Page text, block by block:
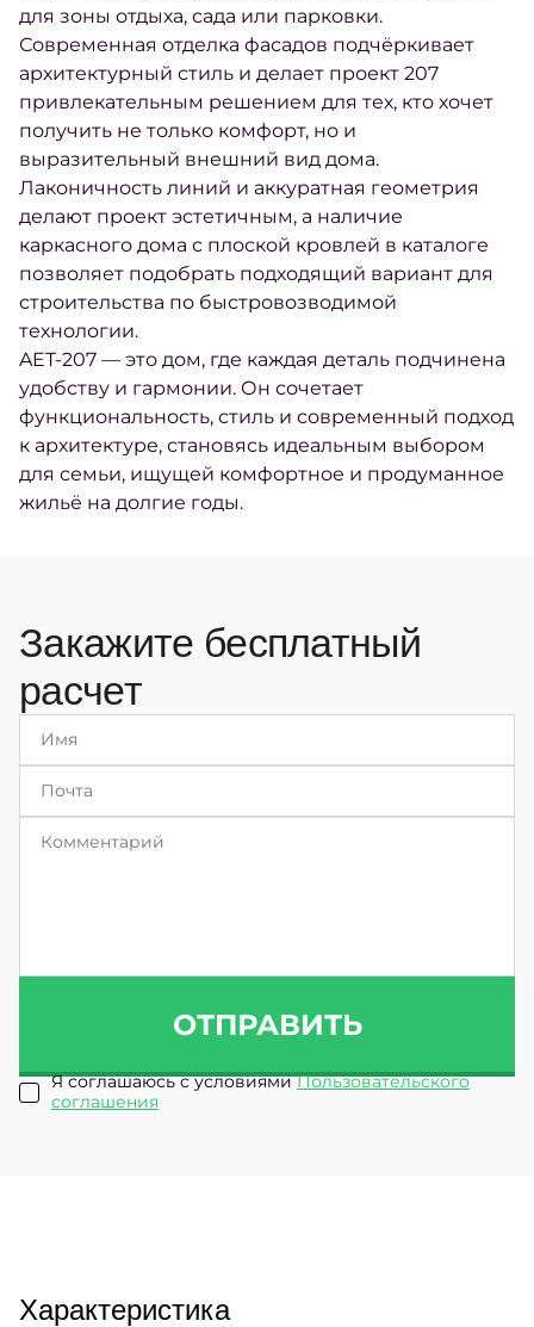
для зоны отдыха, сада или парковки.
Современная отделка фасадов подчёркивает
архитектурный стиль и делает проект 207
привлекательным решением для тех, кто хочет
получить не только комфорт, но и
выразительный внешний вид дома.
Лаконичность линий и аккуратная геометрия
делают проект эстетичным, а наличие
каркасного дома с плоской кровлей в каталоге
позволяет подобрать подходящий вариант для
строительства по быстровозводимой
технологии.
AET-207 — это дом, где каждая деталь подчинена
удобству и гармонии. Он сочетает
функциональность, стиль и современный подход
к архитектуре, становясь идеальным выбором
для семьи, ищущей комфортное и продуманное
жильё на долгие годы.
Закажите бесплатный
расчет
ОТПРАВИТЬ
Я соглашаюсь с условиямиПользовательского
соглашения
Характеристика